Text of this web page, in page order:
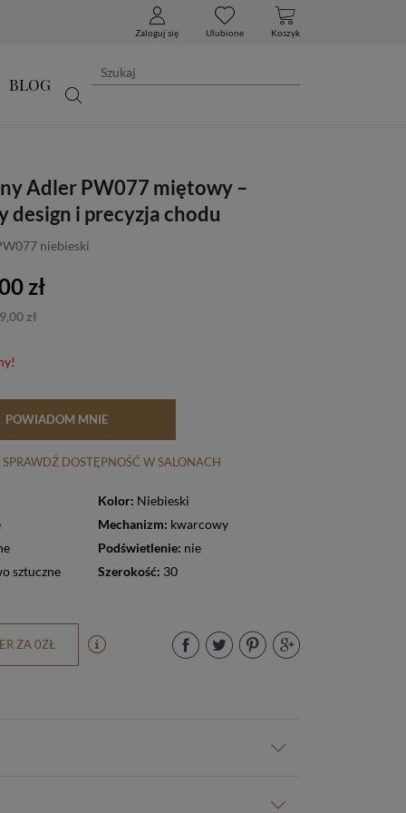
Zaloguj się Ulubione Koszyk
BLOG
Adler PW077 miętowy –
design i precyzja chodu
niebieski
zł
zł
POWIADOM MNIE
SPRAWDŹ DOSTĘPNOŚĆ W SALONACH
Kolor: Niebieski
Mechanizm: kwarcowy
Podświetlenie: nie
sztuczne Szerokość: 30
ZA 0ZŁ